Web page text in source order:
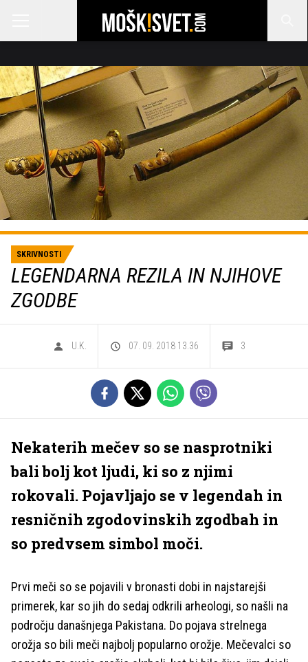
SKRIVNOSTI
LEGENDARNA REZILA IN NJIHOVE
ZGODBE
U.K. 07. 09. 2018 13.36 3
Nekaterih mečev so se nasprotniki
bali bolj kot ljudi, ki so z njimi
rokovali. Pojavljajo se v legendah in
resničnih zgodovinskih zgodbah in
so predvsem simbol moči.
Prvi meči so se pojavili v bronasti dobi in najstarejši
primerek, kar so jih do sedaj odkrili arheologi, so našli na
področju današnjega Pakistana. Do pojava strelnega
orožja so bili meči najbolj popularno orožje. Mečevalci so